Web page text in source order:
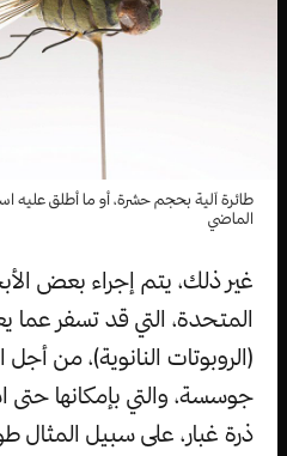
طائرة آلية بحجم حشرة، أو ما أطلق عليه
الماضي
غير ذلك، يتم إجراء بعض
المتحدة، التي قد تسفر عما
(الروبوتات النانوية)، من
جوسسة، والتي بإمكانها